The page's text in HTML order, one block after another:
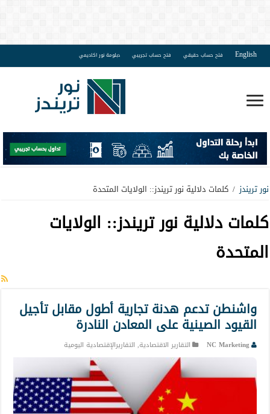
English فتح حساب حقيقي فتح حساب تجريبي دبلومة نور اكاديمي
نور تريندز / كلمات دلالية نور تريندز:: الولايات المتحدة
كلمات دلالية نور تريندز:: الولايات
المتحدة
واشنطن تدعم هدنة تجارية أطول مقابل تأجيل
القيود الصينية على المعادن النادرة
NC Marketing التقارير الاقتصادية, التقاريرالإقتصادية اليومية